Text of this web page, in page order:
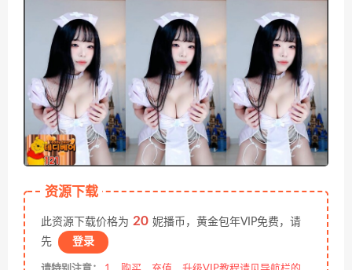
资源下载
此资源下载价格为 20 妮播币，黄金包年VIP免费，请
先
登录